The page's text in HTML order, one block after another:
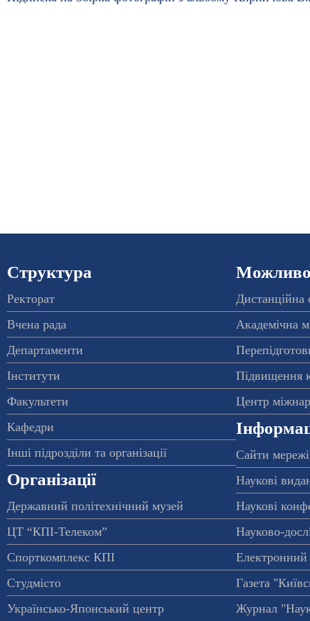
Структура
Ректорат
Вчена рада
Департаменти
Інститути
Факультети
Кафедри
Інші підрозділи та організації
Організації
Державний політехнічний музей
ЦТ “КПІ-Телеком”
Спорткомплекс КПІ
Студмісто
Українсько-Японський центр
Дистанційна
Академічна
Підвищення
Центр
Сайти
Наукові
Наукові
Науково-
Електронний
Газета
Журнал